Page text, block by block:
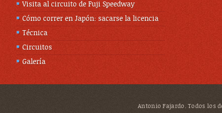
Visita al circuito de Fuji Speedway
Cómo correr en Japón: sacarse la licencia
Técnica
Circuitos
Galería
Antonio Fajardo. Todos los